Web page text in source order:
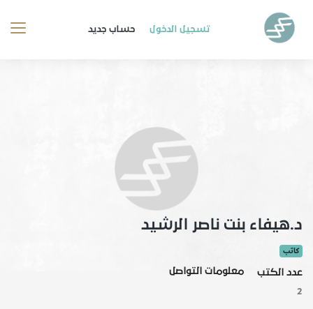
تسجيل الدخول حساب جديد
د.هيفاء بنت ناصر الرشيد
كاتب
عدد الكتب
2
معلومات التواصل